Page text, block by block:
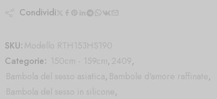
Condividi
SKU:Modello RTH153HS190
Categorie: 150cm - 159cm,2409,
Bambola del sesso asiatica, Bambole d'amore raffinate,
Bambola del sesso in silicone,